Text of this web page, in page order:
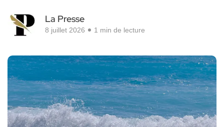
La Presse
8 juillet 2026 1 min de lecture